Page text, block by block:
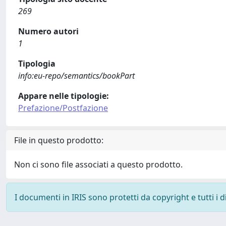
269
Numero autori
1
Tipologia
info:eu-repo/semantics/bookPart
Appare nelle tipologie:
Prefazione/Postfazione
File in questo prodotto:
Non ci sono file associati a questo prodotto.
I documenti in IRIS sono protetti da copyright e tutti i